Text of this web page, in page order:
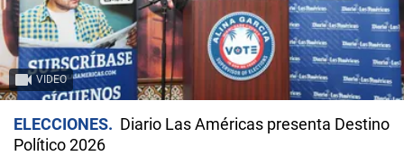
VIDEO
ELECCIONES
Diario Las Américas presenta Destino
Político 2026